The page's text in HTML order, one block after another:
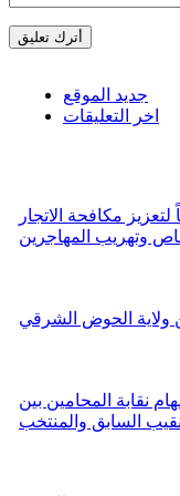
جديد الموقع
اخر التعليقات
مكافحة الاتجار
وتهريب المهاجرين
الحوض الشرقي
نقابة المحامين بين
السابق والمنتخب